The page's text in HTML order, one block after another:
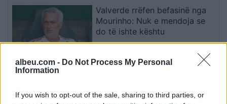
albeu.com - Do Not Process My Personal
Information
If you wish to opt-out of the sale, sharing to third parties, or
Valverde rrëfen befasinë nga
Mourinho: Nuk e mendoja se
do të ishte kështu
dhe flakët u përhapën drejt